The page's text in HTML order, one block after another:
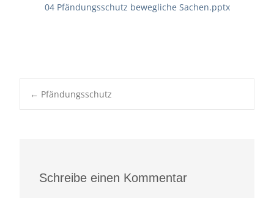
04 Pfändungsschutz bewegliche Sachen.pptx
Post
← Pfändungsschutz
Schreibe einen Kommentar